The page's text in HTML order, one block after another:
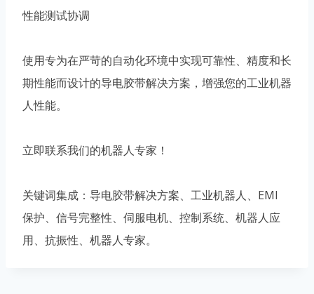
性能测试协调
使用专为在严苛的自动化环境中实现可靠性、精度和长
期性能而设计的导电胶带解决方案，增强您的工业机器
人性能。
立即联系我们的机器人专家！
关键词集成：导电胶带解决方案、工业机器人、EMI
保护、信号完整性、伺服电机、控制系统、机器人应
用、抗振性、机器人专家。